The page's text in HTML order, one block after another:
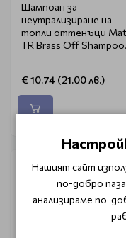
Шампоан за
неутрализиране на
топли оттенъци
TR Brass Off Shampoo
€ 10.74 (21.00 лв.)
Нашият сайт
по-добро
анализираме по-